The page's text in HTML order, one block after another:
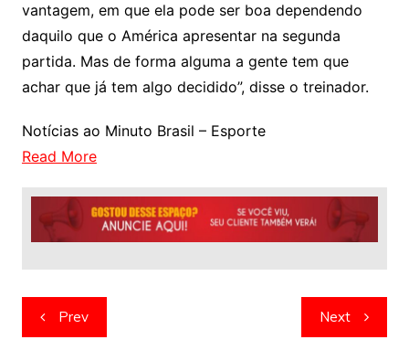
vantagem, em que ela pode ser boa dependendo
daquilo que o América apresentar na segunda
partida. Mas de forma alguma a gente tem que
achar que já tem algo decidido”, disse o treinador.
Notícias ao Minuto Brasil – Esporte
Read More
Navegação
de
Prev Next